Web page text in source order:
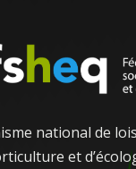
national de
et